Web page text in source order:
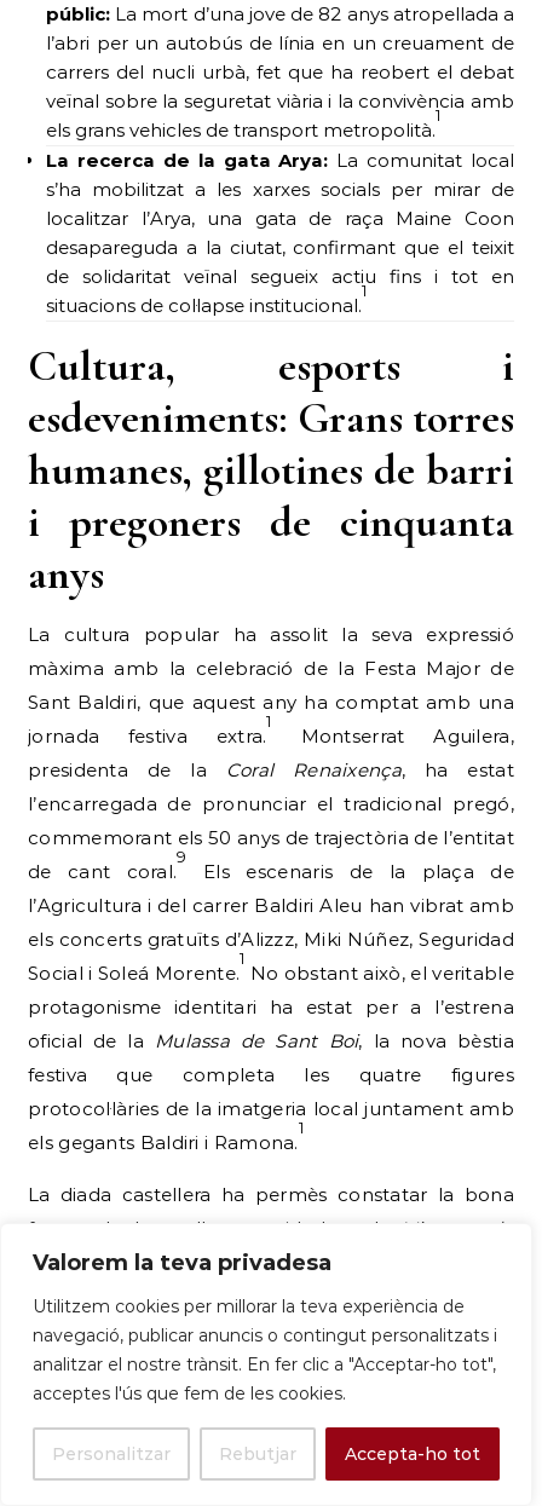
Valorem la teva privadesa
Utilitzem cookies per millorar la teva experiència de
navegació, publicar anuncis o contingut personalitzats i
analitzar el nostre trànsit. En fer clic a "Acceptar-ho tot",
acceptes l'ús que fem de les cookies.
Personalitzar Rebutjar Accepta-ho tot
públic: La mort d’una jove de 82 anys atropellada a
l’abri per un autobús de línia en un creuament de
carrers del nucli urbà, fet que ha reobert el debat
veïnal sobre la seguretat viària i la convivència amb
els grans vehicles de transport metropolità.
1
La recerca de la gata Arya: La comunitat local
s’ha mobilitzat a les xarxes socials per mirar de
localitzar l’Arya, una gata de raça Maine Coon
desapareguda a la ciutat, confirmant que el teixit
de solidaritat veïnal segueix actiu fins i tot en
situacions de col·lapse institucional.
1
Cultura, esports i
esdeveniments: Grans torres
humanes, gillotines de barri
i pregoners de cinquanta
anys
La cultura popular ha assolit la seva expressió
màxima amb la celebració de la Festa Major de
Sant Baldiri, que aquest any ha comptat amb una
jornada festiva extra.
1
Montserrat Aguilera,
presidenta de la
Coral Renaixença, ha estat
l’encarregada de pronunciar el tradicional pregó,
commemorant els 50 anys de trajectòria de l’entitat
de cant coral.
9
Els escenaris de la plaça de
l’Agricultura i del carrer Baldiri Aleu han vibrat amb
els concerts gratuïts d’Alizzz, Miki Núñez, Seguridad
Social i Soleá Morente.
1
No obstant això, el veritable
protagonisme identitari ha estat per a l’estrena
oficial de la
Mulassa de Sant Boi, la nova bèstia
festiva que completa les quatre figures
protocol·làries de la imatgeria local juntament amb
els gegants Baldiri i Ramona.
1
La diada castellera ha permès constatar la bona
forma de les colles convidades; els
Minyons de
Terrassavan aconseguir descarregar estructures
complexes com el 5de8, 2de8f, i el 4de8 davant de
l’admiració de la multitud que omplia la plaça del
consistori.
1
En un registre cultural ben diferent, els
amants del cinema més incòmode i sagnant han
celebrat la sisena edició del festival de cinema
fantàstic independentFantboi
, organitzat sota el